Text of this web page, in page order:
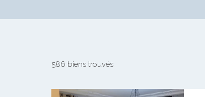
586 biens trouvés